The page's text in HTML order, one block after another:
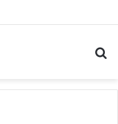
...